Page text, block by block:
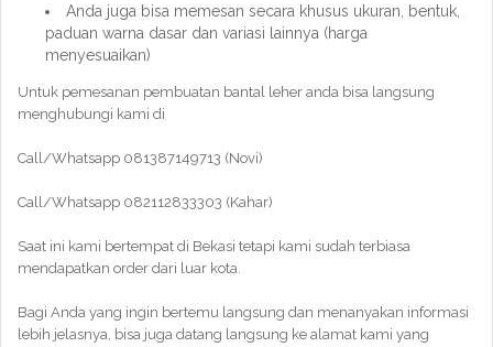
Anda juga bisa memesan secara khusus ukuran, bentuk,
paduan warna dasar dan variasi lainnya (harga
menyesuaikan)
Untuk pemesanan pembuatan bantal leher anda bisa langsung
menghubungi kami di
Call/Whatsapp 081387149713 (Novi)
Call/Whatsapp 082112833303 (Kahar)
Saat ini kami bertempat di Bekasi tetapi kami sudah terbiasa
mendapatkan order dari luar kota.
Bagi Anda yang ingin bertemu langsung dan menanyakan informasi
lebih jelasnya, bisa juga datang langsung ke alamat kami yang